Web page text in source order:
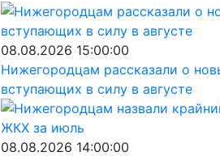
08.08.2026 15:00:00
Нижегородцам рассказали о
вступающих в силу в августе
08.08.2026 14:00:00